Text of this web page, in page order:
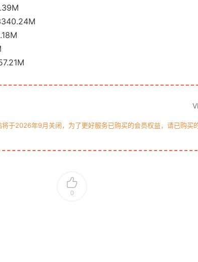
于2026年9月关闭，为了更好服务已购买的会员权益，请已购买
0